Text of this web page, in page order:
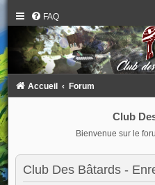
FAQ
Accueil Forum
Club
Bienvenue sur le
Club Des Bâtards -